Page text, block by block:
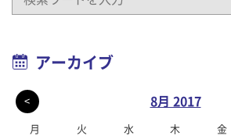
アーカイブ
< 8月 2017
月 火 水 木 金